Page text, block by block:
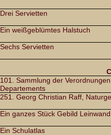
Drei Servietten
Ein weißgeblümtes Halstuch
Sechs Servietten
101. Sammlung der
Departements
251. Georg Christian Raff,
Ein ganzes Stück Gebild Leinwand
Ein Schulatlas